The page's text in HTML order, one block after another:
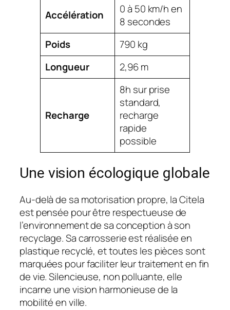
Accélération
0 à 50 km/h en
8 secondes
Poids
790 kg
Longueur
2,96 m
Recharge
8h sur prise
standard,
recharge
rapide
possible
Une vision écologique globale
Au-delà de sa motorisation propre, la Citela
est pensée pour être respectueuse de
l’environnement de sa conception à son
recyclage. Sa carrosserie est réalisée en
plastique recyclé, et toutes les pièces sont
marquées pour faciliter leur traitement en fin
de vie. Silencieuse, non polluante, elle
incarne une vision harmonieuse de la
mobilité en ville.